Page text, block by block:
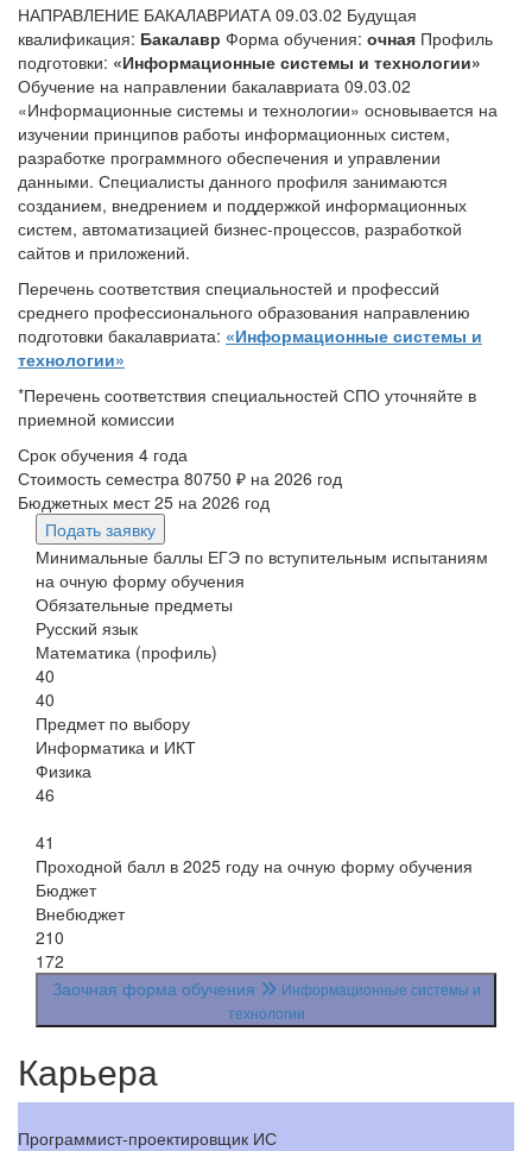
НАПРАВЛЕНИЕ БАКАЛАВРИАТА 09.03.02 Будущая
квалификация: Бакалавр Форма обучения: очная Профиль
подготовки: «Информационные системы и технологии»
Обучение на направлении бакалавриата 09.03.02
«Информационные системы и технологии» основывается на
изучении принципов работы информационных систем,
разработке программного обеспечения и управлении
данными. Специалисты данного профиля занимаются
созданием, внедрением и поддержкой информационных
систем, автоматизацией бизнес-процессов, разработкой
сайтов и приложений.
Перечень соответствия специальностей и профессий
среднего профессионального образования направлению
подготовки бакалавриата: «Информационные системы и
технологии»
*Перечень соответствия специальностей СПО уточняйте в
приемной комиссии
Срок обучения 4 года
Стоимость семестра 80750 ₽ на 2026 год
Бюджетных мест25 на 2026 год
Подать заявку
Минимальные баллы ЕГЭ по вступительным испытаниям
на очную форму обучения
Обязательные предметы
Русский язык
Математика (профиль)
40
40
Предмет по выбору
Информатика и ИКТ
Физика
46
41
Проходной балл в 2025 году на очную форму обучения
Бюджет
Внебюджет
210
172
Заочная форма обучения
Информационные системы и
технологии
Карьера
Программист-проектировщик ИС